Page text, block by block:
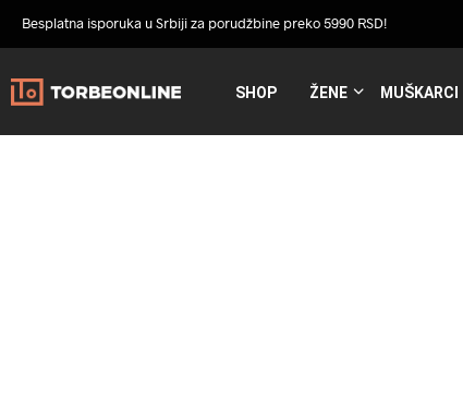
Besplatna isporuka u Srbiji za porudžbine preko 5990 RSD!
SHOP ŽENE MUŠKARCI